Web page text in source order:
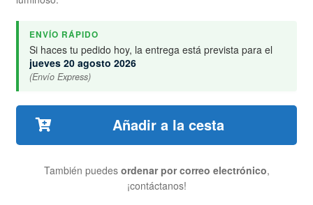
ENVÍO RÁPIDO
Si haces tu pedido hoy, la entrega está prevista para el
jueves 20 agosto 2026
(Envío Express)
Añadir a la cesta
También puedes ordenar por correo electrónico,
¡contáctanos!